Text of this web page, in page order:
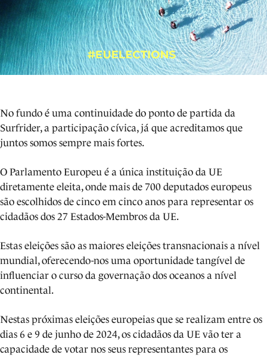
No fundo é uma continuidade do ponto de partida da
Surfrider, a participação cívica, já que acreditamos que
juntos somos sempre mais fortes.
O Parlamento Europeu é a única instituição da UE
diretamente eleita, onde mais de 700 deputados europeus
são escolhidos de cinco em cinco anos para representar os
cidadãos dos 27 Estados-Membros da UE.
Estas eleições são as maiores eleições transnacionais a nível
mundial, oferecendo-nos uma oportunidade tangível de
influenciar o curso da governação dos oceanos a nível
continental.
Nestas próximas eleições europeias que se realizam entre os
dias 6 e 9 de junho de 2024, os cidadãos da UE vão ter a
capacidade de votar nos seus representantes para os